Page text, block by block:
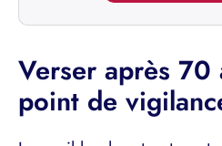
Verser après 70
point de